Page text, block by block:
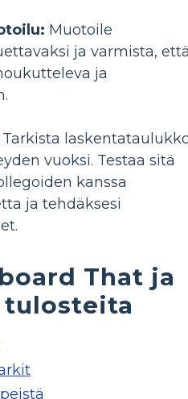
Muotoile
ja varmista,
ja
Tarkista
vuoksi. Testaa sitä
kanssa
ja tehdäksesi
That ja